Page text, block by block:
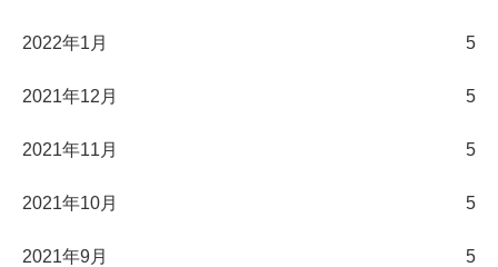
2022年1月 5
2021年12月 5
2021年11月 5
2021年10月 5
2021年9月 5